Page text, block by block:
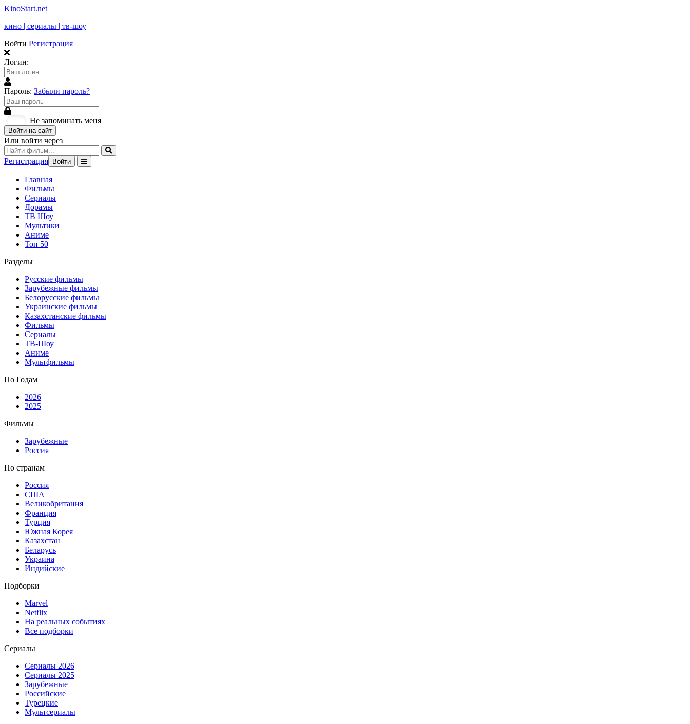
KinoStart.net
кино | сериалы | тв-шоу
Войти Регистрация
Логин:
Пароль: Забыли пароль?
Не запоминать меня
Войти на сайт
Или войти через
Регистрация Войти
Главная
Фильмы
Сериалы
Дорамы
ТВ Шоу
Мультики
Аниме
Топ 50
Разделы
Русские фильмы
Зарубежные фильмы
Белорусские фильмы
Украинские фильмы
Казахстанские фильмы
Фильмы
Сериалы
ТВ-Шоу
Аниме
Мультфильмы
По Годам
2026
2025
Фильмы
Зарубежные
Россия
По странам
Россия
США
Великобритания
Франция
Турция
Южная Корея
Казахстан
Беларусь
Украина
Индийские
Подборки
Marvel
Netflix
На реальных событиях
Все подборки
Сериалы
Сериалы 2026
Сериалы 2025
Зарубежные
Российские
Турецкие
Мультсериалы